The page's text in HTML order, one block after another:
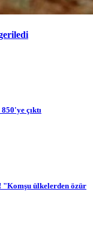
çıktı
"Komşu ülkelerden özür